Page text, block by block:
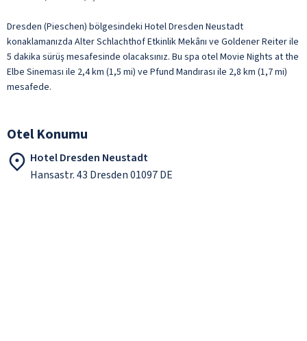
Dresden (Pieschen) bölgesindeki Hotel Dresden Neustadt
konaklamanızda Alter Schlachthof Etkinlik Mekânı ve Goldener Reiter ile
5 dakika sürüş mesafesinde olacaksınız. Bu spa otel Movie Nights at the
Elbe Sineması ile 2,4 km (1,5 mi) ve Pfund Mandırası ile 2,8 km (1,7 mi)
mesafede.
Otel Konumu
Hotel Dresden Neustadt
Hansastr. 43 Dresden 01097 DE